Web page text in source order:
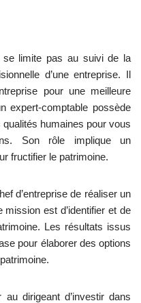
se limite pas au suivi de la
d’une entreprise. Il
pour une meilleure
expert-comptable possède
humaines pour vous
Son rôle implique un
fructifier le patrimoine.
d’entreprise de réaliser un
mission est d’identifier et de
Les résultats issus
pour élaborer des options
au dirigeant d’investir dans